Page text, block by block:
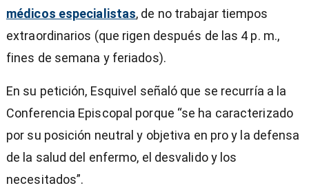
médicos especialistas, de no trabajar tiempos
extraordinarios (que rigen después de las 4 p. m.,
fines de semana y feriados).
En su petición, Esquivel señaló que se recurría a la
Conferencia Episcopal porque “se ha caracterizado
por su posición neutral y objetiva en pro y la defensa
de la salud del enfermo, el desvalido y los
necesitados”.